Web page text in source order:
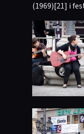
(1969)[21] i